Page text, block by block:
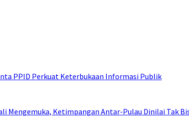
PPID Perkuat Keterbukaan Informasi Publik
Mengemuka, Ketimpangan Antar-Pulau Dinilai Tak